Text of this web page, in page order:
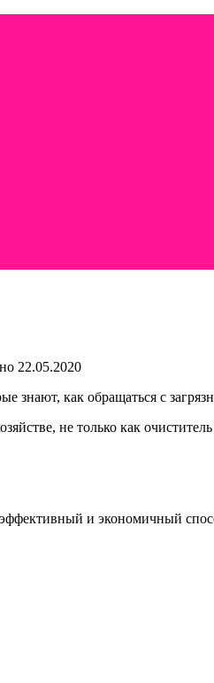
22.05.2020
знают, как обращаться с
не только как
и экономичный